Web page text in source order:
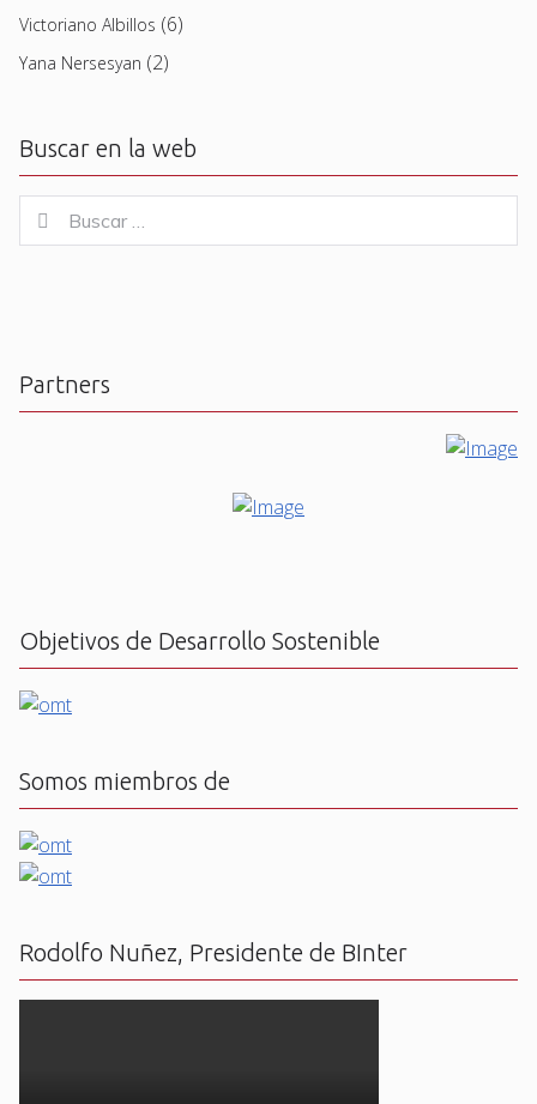
Victoriano Albillos (6)
Yana Nersesyan (2)
Buscar en la web
for:
Buscar
Partners
Objetivos de Desarrollo Sostenible
Somos miembros de
Rodolfo Nuñez, Presidente de BInter